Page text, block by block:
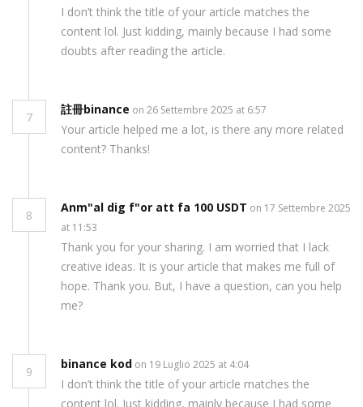
I don’t think the title of your article matches the
content lol. Just kidding, mainly because I had some
doubts after reading the article.
7
註冊binance on 26 Settembre 2025 at 6:57
Your article helped me a lot, is there any more related
content? Thanks!
8
Anm"al dig f"or att fa 100 USDT on 17 Settembre 2025
at 11:53
Thank you for your sharing. I am worried that I lack
creative ideas. It is your article that makes me full of
hope. Thank you. But, I have a question, can you help
me?
9
binance kod on 19 Luglio 2025 at 4:04
I don’t think the title of your article matches the
content lol. Just kidding, mainly because I had some